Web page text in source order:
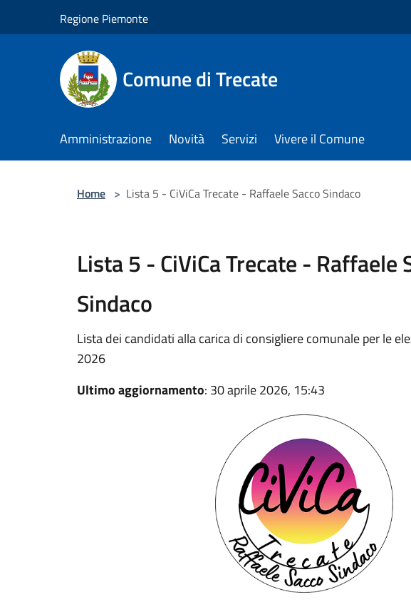
Regione Piemonte
Comune di Trecate
Amministrazione Novità Servizi Vivere il Comune
Home > Lista 5 - CiViCa Trecate - Raffaele Sacco Sindaco
Lista 5 - CiViCa Trecate - Raffaele
Sindaco
Lista dei candidati alla carica di consigliere comunale per le
2026
Ultimo aggiornamento: 30 aprile 2026, 15:43